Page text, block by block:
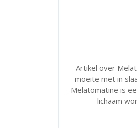
Artikel over
moeite met in
Melatomatine is
lichaam